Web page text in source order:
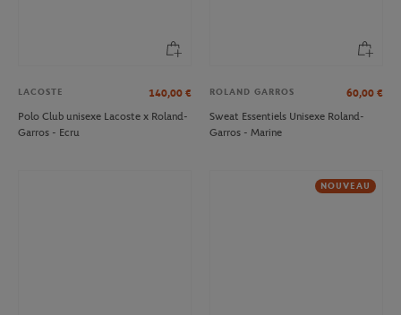
LACOSTE 140,00 €
Polo Club unisexe Lacoste x Roland-
Garros - Ecru
ROLAND GARROS 60,00 €
Sweat Essentiels Unisexe Roland-
Garros - Marine
NOUVEAU